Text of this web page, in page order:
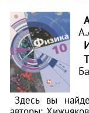
Здесь вы